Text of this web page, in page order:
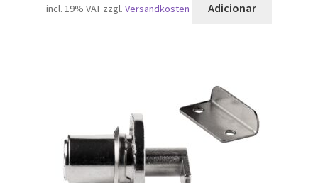
incl. 19% VAT zzgl. Versandkosten Adicionar